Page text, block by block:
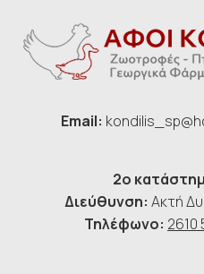
Email:
2ο
Διεύθυνση:Ακτή
Τηλέφωνο: 2610